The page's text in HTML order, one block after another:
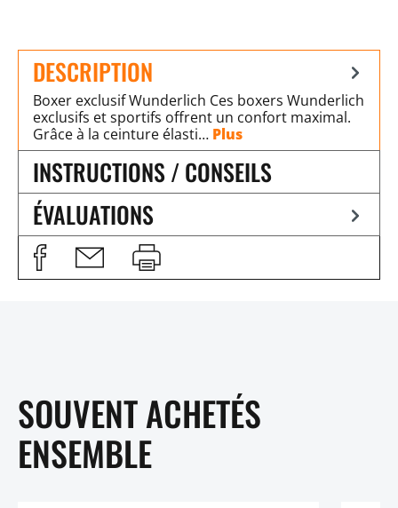
DESCRIPTION
Boxer exclusif Wunderlich Ces boxers Wunderlich
exclusifs et sportifs offrent un confort maximal.
Grâce à la ceinture élasti… Plus
INSTRUCTIONS / CONSEILS
ÉVALUATIONS
SOUVENT ACHETÉS
ENSEMBLE